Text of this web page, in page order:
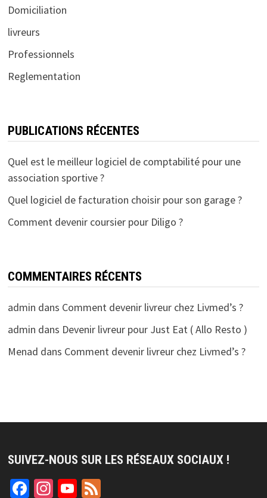
Domiciliation
livreurs
Professionnels
Reglementation
PUBLICATIONS RÉCENTES
Quel est le meilleur logiciel de comptabilité pour une
association sportive ?
Quel logiciel de facturation choisir pour son garage ?
Comment devenir coursier pour Diligo ?
COMMENTAIRES RÉCENTS
admin dans Comment devenir livreur chez Livmed’s ?
admin dans Devenir livreur pour Just Eat ( Allo Resto )
Menad dans Comment devenir livreur chez Livmed’s ?
SUIVEZ-NOUS SUR LES RÉSEAUX SOCIAUX !
Facebook
Instagram
YouTube
Feed